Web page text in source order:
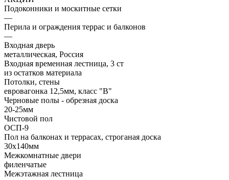
Подоконники и москитные сетки
—
Перила и ограждения террас и балконов
—
Входная дверь
металлическая, Россия
Входная временная лестница, 3 ст
из остатков материала
Потолки, стены
евровагонка 12,5мм, класс "В"
Черновые полы - обрезная доска
20-25мм
Чистовой пол
ОСП-9
Пол на балконах и террасах, строганая доска
30х140мм
Межкомнатные двери
филенчатые
Межэтажная лестница